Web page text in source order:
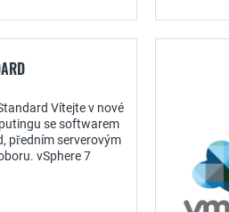
Vítejte v nové
se softwarem
předním serverovým
vSphere 7